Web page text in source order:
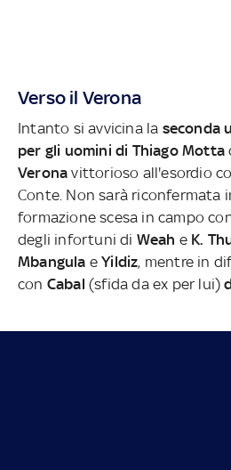
Verso il Verona
Intanto si avvicina la seconda
per gli uomini di Thiago Motta
Veronavittorioso all'esordio
Conte. Non sarà riconfermata
formazione scesa in campo
degli infortuni di Weah e K.
Mbangula eYildiz, mentre in
con Cabal(sfida da ex per lui)